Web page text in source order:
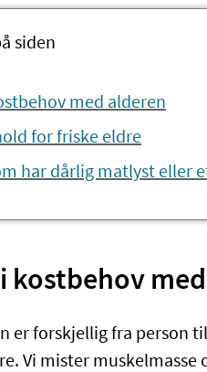
siden
med alderen
for friske eldre
har dårlig matlyst eller
kostbehov
er forskjellig fra person
Vi mister